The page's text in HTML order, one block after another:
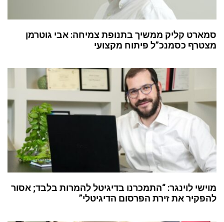
סמארט קליק ממשיך בתנופת צמיחה: אבי גוטרמן
מצטרף כסמנכ”ל פיתוח מקצועי
מוישי לוינגר: “התמכרנו בדיגיטל להמרות בלבד; אסור
להפקיר את זירת הפרסום הדיגיטלי”